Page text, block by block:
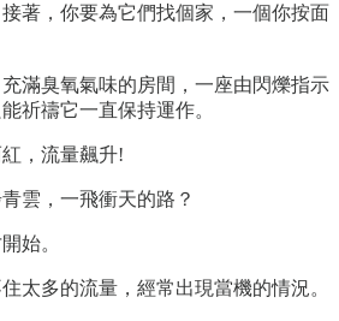
著，你要為它們找個家，一個你按面
滿臭氧氣味的房間，一座由閃爍指示
祈禱它一直保持運作。
，流量飆升!
雲，一飛衝天的路？
始。
太多的流量，經常出現當機的情況。